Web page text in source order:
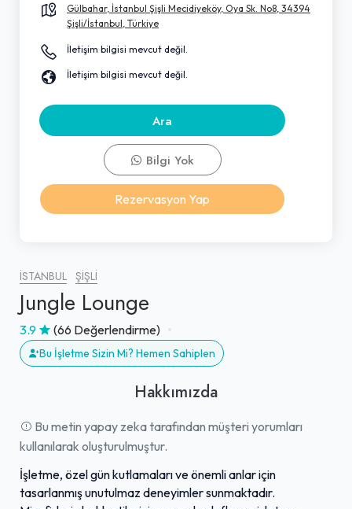
İSTANBUL ŞIŞLI
Jungle Lounge
3.9 (66 Değerlendirme)
Bu İşletme Sizin Mi? Hemen Sahiplen
Hakkımızda
Bu metin yapay zeka tarafından müşteri yorumları
kullanılarak oluşturulmuştur.
İşletme, özel gün kutlamaları ve önemli anlar için
tasarlanmış unutulmaz deneyimler sunmaktadır.
Gülbahar, İstanbul Şişli Mecidiyeköy, Oya Sk. No8, 34394
Şişli/İstanbul, Türkiye
İletişim bilgisi mevcut değil.
İletişim bilgisi mevcut değil.
Ara
Bilgi Yok
Rezervasyon Yap